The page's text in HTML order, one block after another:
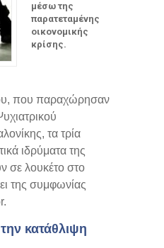
μέσω της
παρατεταμένης
οικονομικής
κρίσης.
που παραχώρησαν
τα τρία
ιδρύματα της
σε λουκέτο στο
της συμφωνίας
κατάθλιψη